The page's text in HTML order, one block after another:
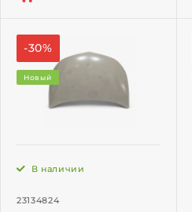
-30%
Новый
23134824
В наличии